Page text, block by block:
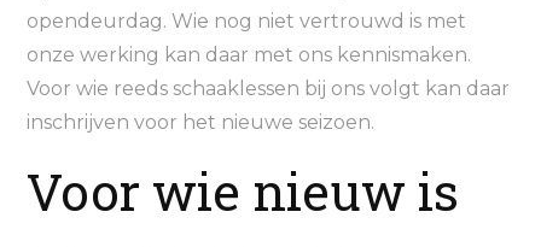
opendeurdag. Wie nog niet vertrouwd is met
onze werking kan daar met ons kennismaken.
Voor wie reeds schaaklessen bij ons volgt kan daar
inschrijven voor het nieuwe seizoen.
Voor wie nieuw is